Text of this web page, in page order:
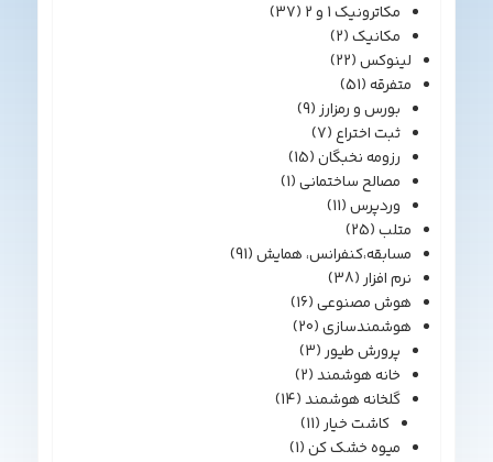
مکاترونیک 1 و 2
(37)
مکانیک(2)
لینوکس(22)
متفرقه(51)
بورس و رمزارز(9)
ثبت اختراع(7)
رزومه نخبگان(15)
مصالح ساختمانی(1)
وردپرس(11)
متلب(25)
مسابقه،کنفرانس، همایش(91)
نرم افزار(38)
هوش مصنوعی(16)
هوشمندسازی(20)
پرورش طیور(3)
خانه هوشمند(2)
گلخانه هوشمند(14)
کاشت خیار(11)
میوه خشک کن(1)